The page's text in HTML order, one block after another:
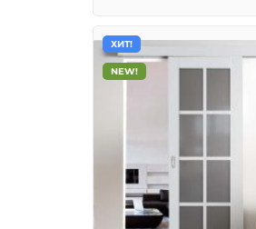
ХИТ!
NEW!